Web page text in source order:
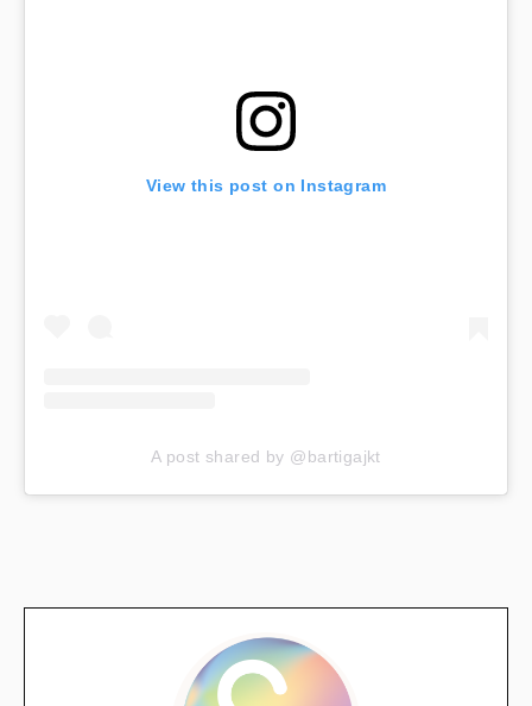
View this post on Instagram
A post shared by @bartigajkt